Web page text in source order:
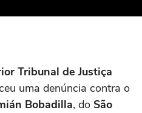
Tribunal de Justiça
uma denúncia contra o
Bobadilla, do São